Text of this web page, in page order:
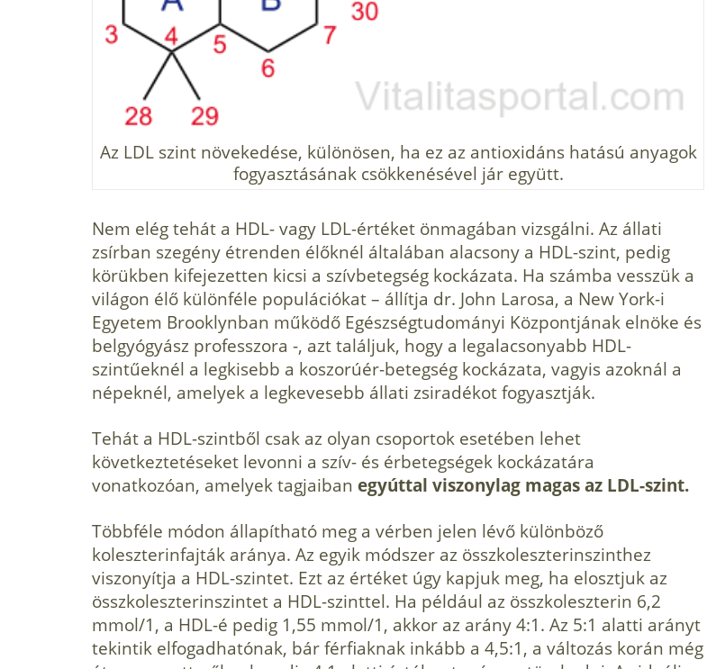
Az LDL szint növekedése, különösen, ha ez az antioxidáns hatású anyagok
fogyasztásának csökkenésével jár együtt.
Nem elég tehát a HDL- vagy LDL-értéket önmagában vizsgálni. Az állati
zsírban szegény étrenden élőknél általában alacsony a HDL-szint, pedig
körükben kifejezetten kicsi a szívbetegség kockázata. Ha számba vesszük a
világon élő különféle populációkat – állítja dr. John Larosa, a New York-i
Egyetem Brooklynban működő Egészségtudományi Központjának elnöke és
belgyógyász professzora -, azt találjuk, hogy a legalacsonyabb HDL-
szintűeknél a legkisebb a koszorúér-betegség kockázata, vagyis azoknál a
népeknél, amelyek a legkevesebb állati zsiradékot fogyasztják.
Tehát a HDL-szintből csak az olyan csoportok esetében lehet
következtetéseket levonni a szív- és érbetegségek kockázatára
vonatkozóan, amelyek tagjaiban egyúttal viszonylag magas az LDL-szint.
Többféle módon állapítható meg a vérben jelen lévő különböző
koleszterinfajták aránya. Az egyik módszer az összkoleszterinszinthez
viszonyítja a HDL-szintet. Ezt az értéket úgy kapjuk meg, ha elosztjuk az
összkoleszterinszintet a HDL-szinttel. Ha például az összkoleszterin 6,2
mmol/1, a HDL-é pedig 1,55 mmol/1, akkor az arány 4:1. Az 5:1 alatti arányt
tekintik elfogadhatónak, bár férfiaknak inkább a 4,5:1, a változás korán még